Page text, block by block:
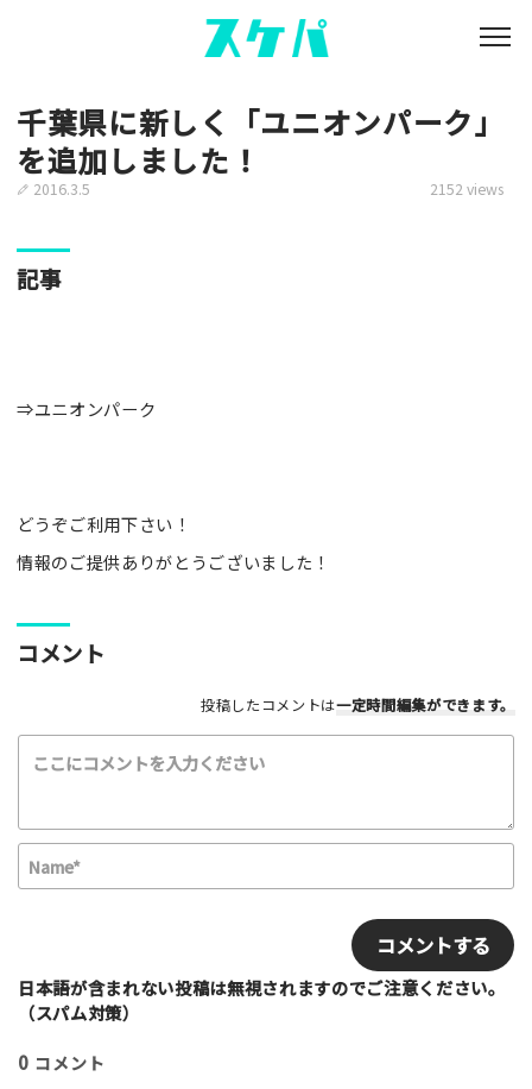
千葉県に新しく「ユニオンパーク」
を追加しました！
2016.3.5 2152 views
記事
⇒ユニオンパーク
どうぞご利用下さい！
情報のご提供ありがとうございました！
コメント
投稿したコメントは一定時間編集ができます。
*
i日本語が含まれない投稿は無視されますのでご注意ください。
（スパム対策）
0 コメント